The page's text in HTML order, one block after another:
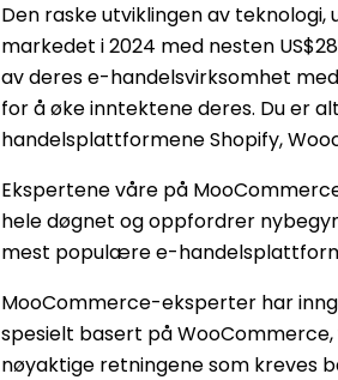
Den raske utviklingen av
markedet i 2024 med nesten
av deres e-handelsvirksomhet
for å øke inntektene deres. Du er
handelsplattformene Shopify,
Ekspertene våre på
hele døgnet og oppfordrer
mest populære e-
MooCommerce-eksperter har
spesielt basert på
nøyaktige retningene som kreves